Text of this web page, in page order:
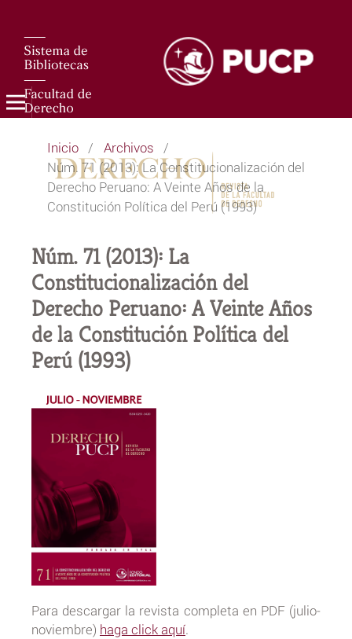
Inicio / Archivos /
Núm. 71 (2013): La Constitucionalización del
Derecho Peruano: A Veinte Años de la
Constitución Política del Perú (1993)
Núm. 71 (2013): La
Constitucionalización del
Derecho Peruano: A Veinte Años
de la Constitución Política del
Perú (1993)
Para descargar la revista completa en PDF (julio-
noviembre) haga click aquí.